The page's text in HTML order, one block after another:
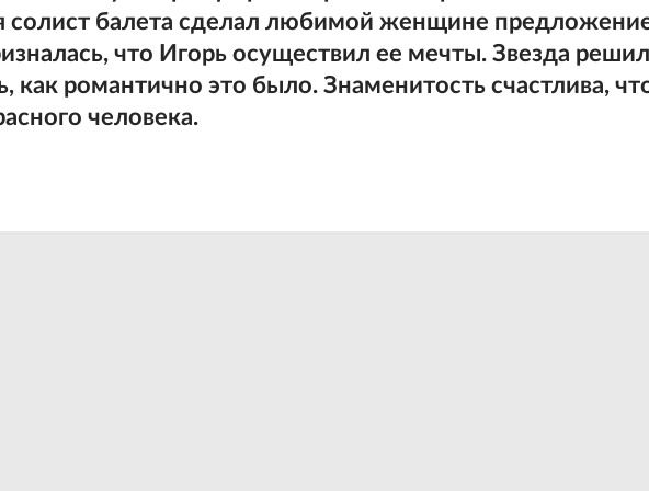
солист балета сделал любимой женщине
что Игорь осуществил ее мечты. Звезда
как романтично это было. Знаменитость счастлива,
человека.